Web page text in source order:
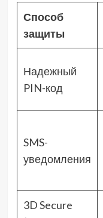
Способ
защиты
Надежный
PIN-код
SMS-
уведомления
3D Secure